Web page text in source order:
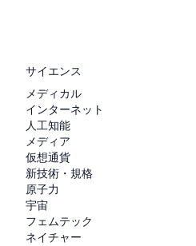
サイエンス
メディカル
インターネット
人工知能
メディア
仮想通貨
新技術・規格
原子力
宇宙
フェムテック
ネイチャー